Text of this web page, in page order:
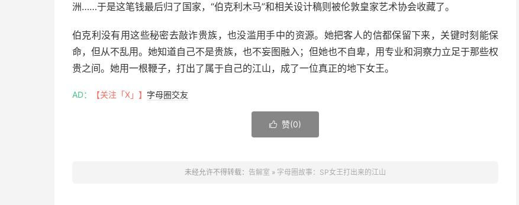
洲……于是这笔钱最后归了国家，“伯克利木马”和相关设计稿则被伦敦皇家艺术协会收藏了。
伯克利没有用这些秘密去敲诈贵族，也没滥用手中的资源。她把客人的信都保留下来，关键时刻能保
命，但从不乱用。她知道自己不是贵族，也不妄图融入；但她也不自卑，用专业和洞察力立足于那些权
贵之间。她用一根鞭子，打出了属于自己的江山，成了一位真正的地下女王。
AD： 【关注「X」】 字母圈交友
 赞(0)
未经允许不得转载： 告解室 » 字母圈故事：SP女王打出来的江山